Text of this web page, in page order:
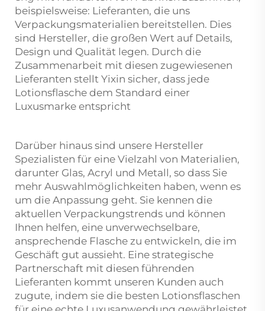
beispielsweise: Lieferanten, die uns
Verpackungsmaterialien bereitstellen. Dies
sind Hersteller, die großen Wert auf Details,
Design und Qualität legen. Durch die
Zusammenarbeit mit diesen zugewiesenen
Lieferanten stellt Yixin sicher, dass jede
Lotionsflasche dem Standard einer
Luxusmarke entspricht
Darüber hinaus sind unsere Hersteller
Spezialisten für eine Vielzahl von Materialien,
darunter Glas, Acryl und Metall, so dass Sie
mehr Auswahlmöglichkeiten haben, wenn es
um die Anpassung geht. Sie kennen die
aktuellen Verpackungstrends und können
Ihnen helfen, eine unverwechselbare,
ansprechende Flasche zu entwickeln, die im
Geschäft gut aussieht. Eine strategische
Partnerschaft mit diesen führenden
Lieferanten kommt unseren Kunden auch
zugute, indem sie die besten Lotionsflaschen